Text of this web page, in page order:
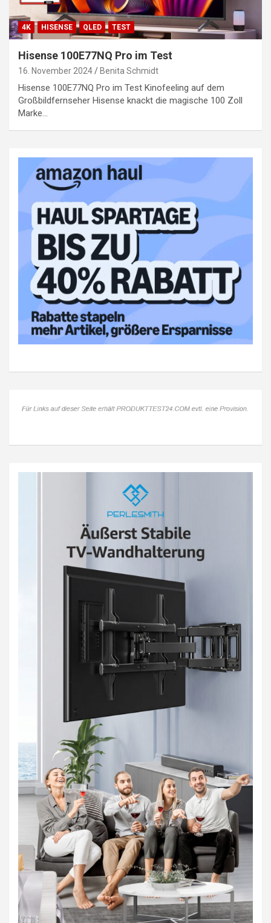
4K HISENSE QLED TEST
Hisense 100E77NQ Pro im Test
16. November 2024 Benita Schmidt
Hisense 100E77NQ Pro im Test Kinofeeling auf dem
Großbildfernseher Hisense knackt die magische 100 Zoll
Marke…